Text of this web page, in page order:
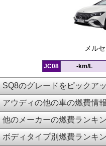
メル
JC08 -km/L
SQ8のグレードをピックア
アウディの他の車の燃費情報
他のメーカーの燃費ランキ
ボディタイプ別燃費ランキ